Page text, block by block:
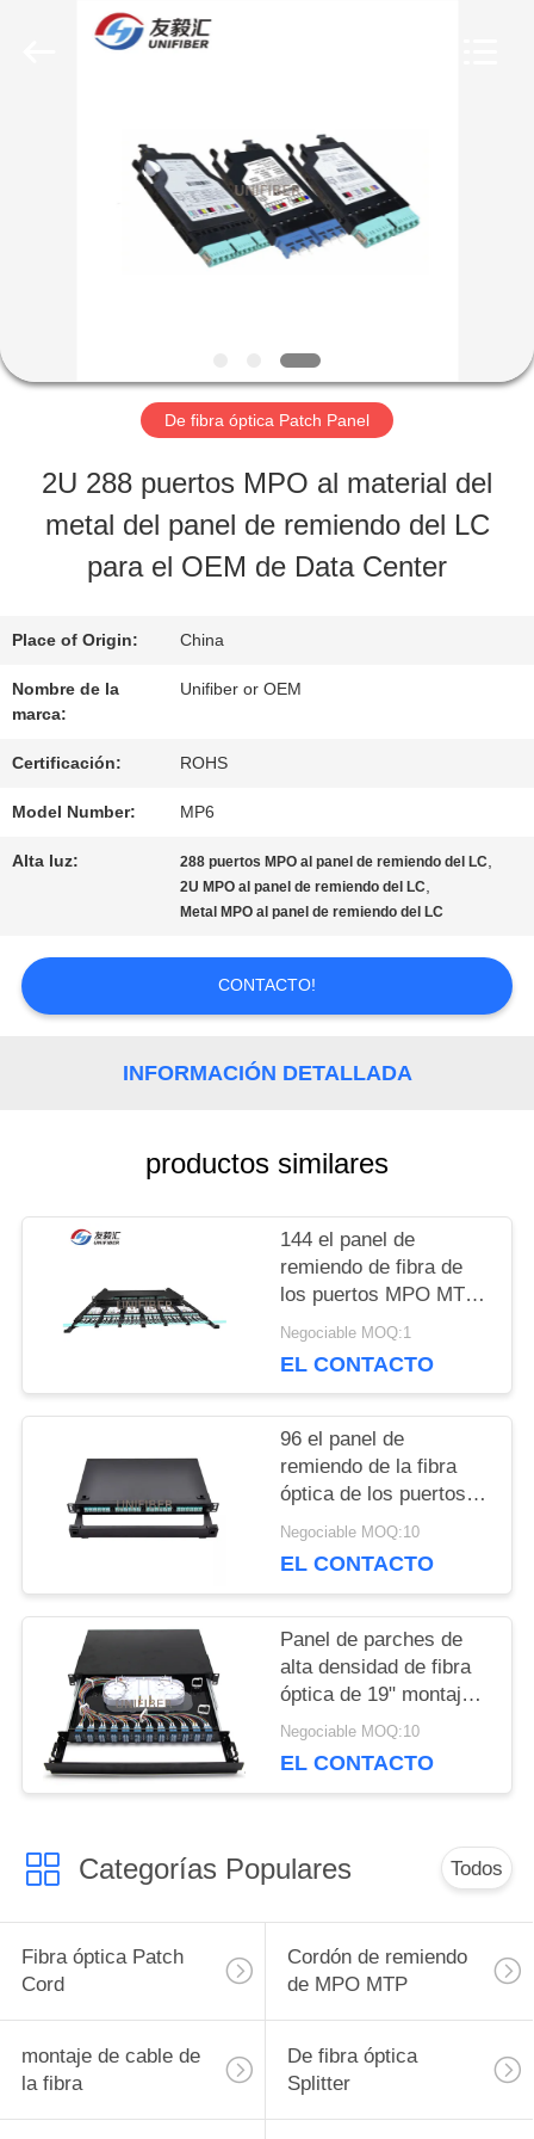
PRODUCTOS
NOSOTROS
DE
CONTROL
ÉNTRENOS
CONTACTO
CON
UNA
MAPA
SITIO
POLICY
De fibra óptica Patch Panel
2U 288 puertos MPO al material del
metal del panel de remiendo del LC
para el OEM de Data Center
Place of Origin: China
Nombre de la
marca:
Unifiber or OEM
Certificación: ROHS
Model Number: MP6
Alta luz: 288 puertos MPO al panel de remiendo del LC,
2U MPO al panel de remiendo del LC,
Metal MPO al panel de remiendo del LC
CONTACTO!
INFORMACIÓN DETALLADA
productos similares
144 el panel de
remiendo de fibra de
los puertos MPO MTP
con capacidad del
Negociable MOQ:1
EL CONTACTO
96 el panel de
remiendo de la fibra
óptica de los puertos
MPO MTP con los
4x24F
Negociable MOQ:10
EL CONTACTO
Panel de parches de
alta densidad de fibra
óptica de 19" montaje
en bastidor 1U 96F
Negociable MOQ:10
EL CONTACTO
Categorías Populares Todos
Fibra óptica Patch
Cord
Cordón de remiendo
de MPO MTP
montaje de cable de
la fibra
De fibra óptica
Splitter